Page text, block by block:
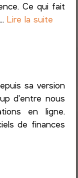
Ce qui fait
Lire la suite
sa version
d'entre nous
en ligne.
de finances